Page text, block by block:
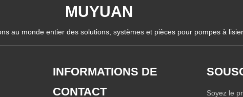
MUYUAN
au monde entier des solutions, systèmes et pièces pour pompes à lisier.
INFORMATIONS DE
CONTACT
Soyez le